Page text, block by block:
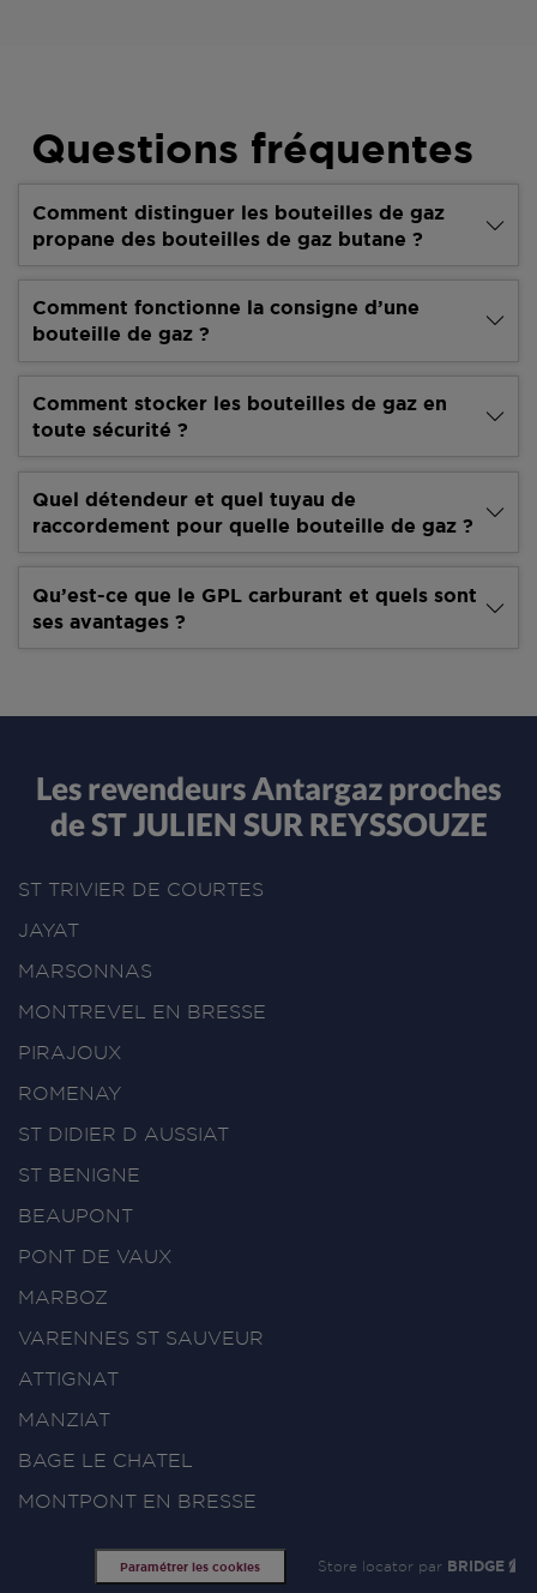
Questions fréquentes
Comment distinguer les bouteilles de gaz
propane des bouteilles de gaz butane ?
Comment fonctionne la consigne d’une
bouteille de gaz ?
Comment stocker les bouteilles de gaz en
toute sécurité ?
Quel détendeur et quel tuyau de
raccordement pour quelle bouteille de gaz ?
Qu’est-ce que le GPL carburant et quels sont
ses avantages ?
Les revendeurs Antargaz proches
de ST JULIEN SUR REYSSOUZE
ST TRIVIER DE COURTES
JAYAT
MARSONNAS
MONTREVEL EN BRESSE
PIRAJOUX
ROMENAY
ST DIDIER D AUSSIAT
ST BENIGNE
BEAUPONT
PONT DE VAUX
MARBOZ
VARENNES ST SAUVEUR
ATTIGNAT
MANZIAT
BAGE LE CHATEL
MONTPONT EN BRESSE
Paramétrer les cookies Store locator par BRIDGE